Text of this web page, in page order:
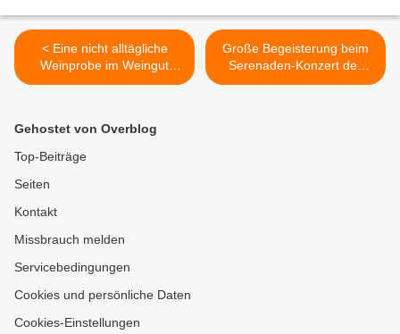
< Eine nicht alltägliche
Weinprobe im Weingut
Hessler anlässlich 25 Jahre
mit Hornmeister Peter
Große Begeisterung beim
Serenaden-Konzert des
Männergesangvereins im
Gehostet von Overblog
Top-Beiträge
Seiten
Kontakt
Missbrauch melden
Servicebedingungen
Cookies und persönliche Daten
Cookies-Einstellungen